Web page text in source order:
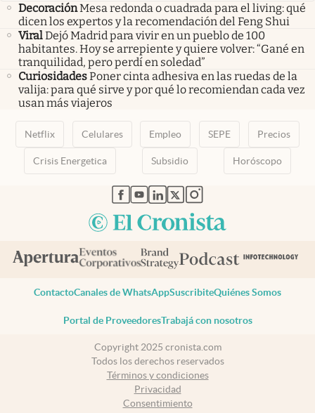
DecoraciónMesa redonda o cuadrada para el living: qué
dicen los expertos y la recomendación del Feng Shui
ViralDejó Madrid para vivir en un pueblo de 100
habitantes. Hoy se arrepiente y quiere volver: “Gané en
tranquilidad, pero perdí en soledad”
CuriosidadesPoner cinta adhesiva en las ruedas de la
valija: para qué sirve y por qué lo recomiendan cada vez
usan más viajeros
Netflix Celulares Empleo SEPE Precios
Crisis Energetica Subsidio Horóscopo
abre en nueva pestaña
abre en nueva pestaña
abre en nueva pestaña
abre en nueva pestaña
abre en nueva pestaña
ContactoCanales de WhatsAppSuscribiteQuiénes Somos
Portal de ProveedoresTrabajá con nosotros
Copyright 2025 cronista.com
Todos los derechos reservados
Términos y condiciones
Privacidad
Consentimiento